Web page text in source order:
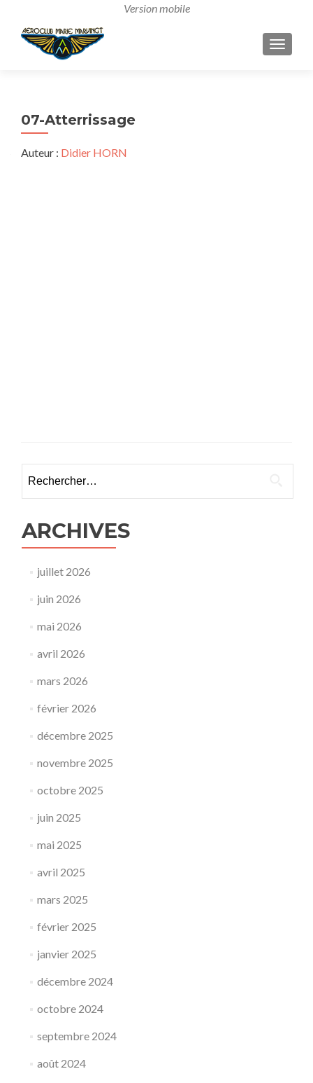
07-Atterrissage
Auteur : Didier HORN
ARCHIVES
juillet 2026
juin 2026
mai 2026
avril 2026
mars 2026
février 2026
décembre 2025
novembre 2025
octobre 2025
juin 2025
mai 2025
avril 2025
mars 2025
février 2025
janvier 2025
décembre 2024
octobre 2024
septembre 2024
août 2024